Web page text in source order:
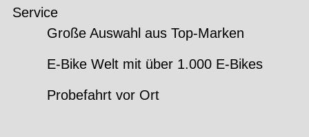
Service
Große Auswahl aus Top-Marken
E-Bike Welt mit über 1.000 E-Bikes
Probefahrt vor Ort